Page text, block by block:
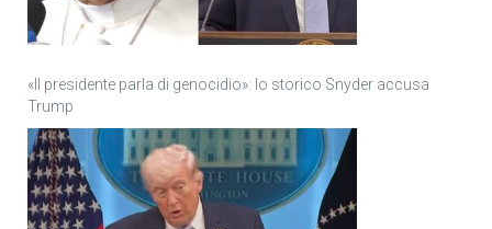
«Il presidente parla di genocidio»: lo storico Snyder accusa
Trump